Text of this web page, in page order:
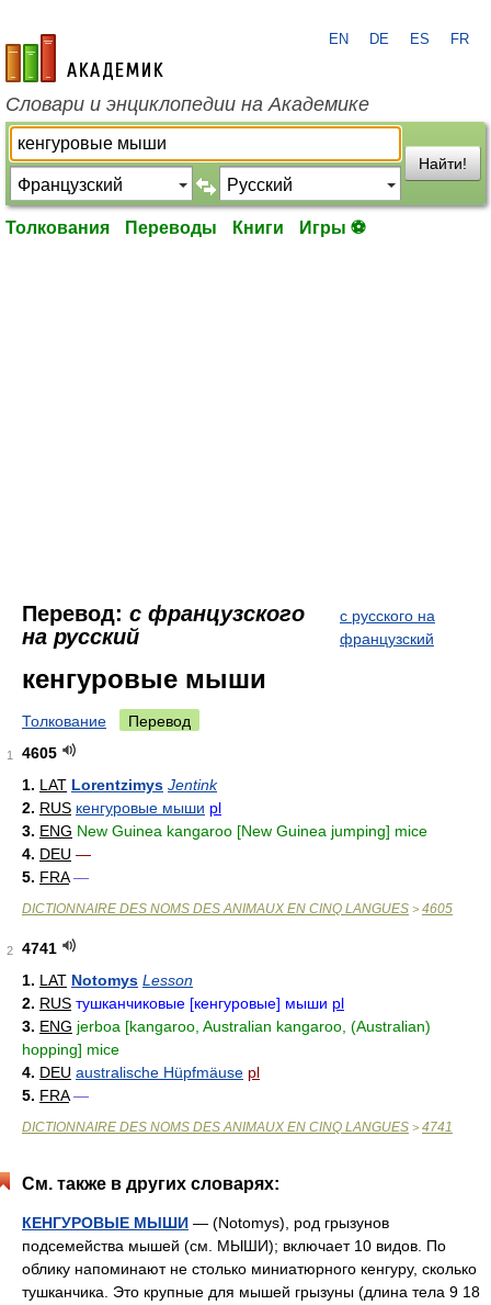
academic.ru
EN DE ES FR
Словари и энциклопедии на Академике
Найти!
Толкования Переводы Книги Игры ⚽
Перевод: с французского
на русский
с русского на
французский
кенгуровые мыши
Толкование Перевод
1
4605
1. LAT Lorentzimys Jentink
2. RUS кенгуровые мыши pl
3. ENG New Guinea kangaroo [New Guinea jumping] mice
4. DEU —
5. FRA —
DICTIONNAIRE DES NOMS DES ANIMAUX EN CINQ LANGUES > 4605
2
4741
1. LAT Notomys Lesson
2. RUS тушканчиковые [кенгуровые] мыши pl
3. ENG jerboa [kangaroo, Australian kangaroo, (Australian)
hopping] mice
4. DEU australische Hüpfmäuse pl
5. FRA —
DICTIONNAIRE DES NOMS DES ANIMAUX EN CINQ LANGUES > 4741
См. также в других словарях:
КЕНГУРОВЫЕ МЫШИ — (Notomys), род грызунов
подсемейства мышей (см. МЫШИ); включает 10 видов. По
облику напоминают не столько миниатюрного кенгуру, сколько
тушканчика. Это крупные для мышей грызуны (длина тела 9 18